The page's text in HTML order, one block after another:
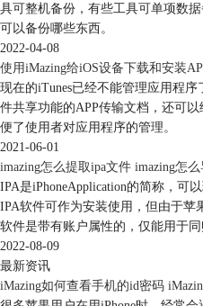
具可整机备份，有些工具可单项数
可以备份哪些东西。
2022-04-08
使用iMazing给iOS设备下载和安装
现在的iTunes已经不能管理应用程
件共享功能的APP传输文档，还可
便了使用者对应用程序的管理。
2021-06-01
imazing怎么提取ipa文件 imazing怎么
IPA是iPhoneApplication的简称，可
IPA软件可作为安装使用，但由于苹
软件是带有账户属性的，仅能用于同
2022-08-09
最新资讯
iMazing如何查看手机的id密码